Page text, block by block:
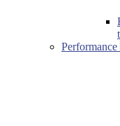
Performance